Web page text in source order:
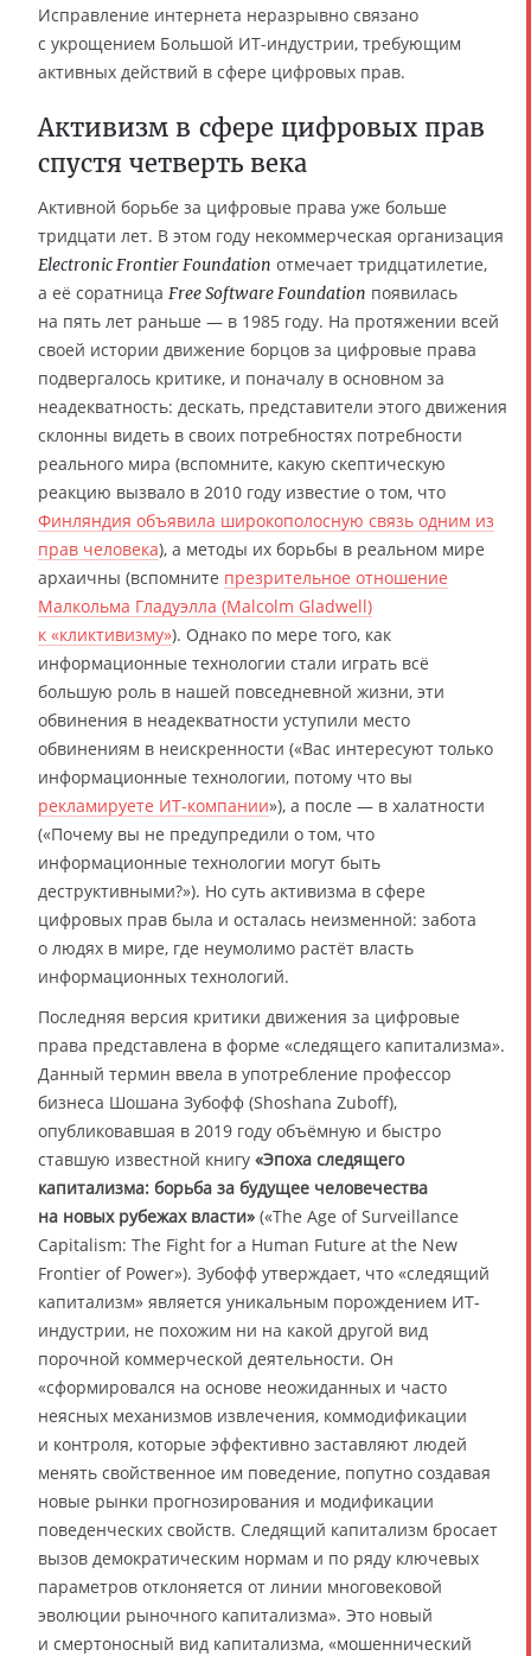
Исправление интернета неразрывно связано
с укрощением Большой ИТ-индустрии, требующим
активных действий в сфере цифровых прав.
Активизм в сфере цифровых прав
спустя четверть века
Активной борьбе за цифровые права уже больше
тридцати лет. В этом году некоммерческая организация
Electronic Frontier Foundation отмечает тридцатилетие,
а её соратница Free Software Foundation появилась
на пять лет раньше — в 1985 году. На протяжении всей
своей истории движение борцов за цифровые права
подвергалось критике, и поначалу в основном за
неадекватность: дескать, представители этого движения
склонны видеть в своих потребностях потребности
реального мира (вспомните, какую скептическую
реакцию вызвало в 2010 году известие о том, что
Финляндия объявила широкополосную связь одним из
прав человека), а методы их борьбы в реальном мире
архаичны (вспомните презрительное отношение
Малкольма Гладуэлла (Malcolm Gladwell)
к «кликтивизму»). Однако по мере того, как
информационные технологии стали играть всё
большую роль в нашей повседневной жизни, эти
обвинения в неадекватности уступили место
обвинениям в неискренности («Вас интересуют только
информационные технологии, потому что вы
рекламируете ИТ-компании»), а после — в халатности
(«Почему вы не предупредили о том, что
информационные технологии могут быть
деструктивными?»). Но суть активизма в сфере
цифровых прав была и осталась неизменной: забота
о людях в мире, где неумолимо растёт власть
информационных технологий.
Последняя версия критики движения за цифровые
права представлена в форме «следящего капитализма».
Данный термин ввела в употребление профессор
бизнеса Шошана Зубофф (Shoshana Zuboff),
опубликовавшая в 2019 году объёмную и быстро
ставшую известной книгу «Эпоха следящего
капитализма: борьба за будущее человечества
на новых рубежах власти» («The Age of Surveillance
Capitalism: The Fight for a Human Future at the New
Frontier of Power»). Зубофф утверждает, что «следящий
капитализм» является уникальным порождением ИТ-
индустрии, не похожим ни на какой другой вид
порочной коммерческой деятельности. Он
«сформировался на основе неожиданных и часто
неясных механизмов извлечения, коммодификации
и контроля, которые эффективно заставляют людей
менять свойственное им поведение, попутно создавая
новые рынки прогнозирования и модификации
поведенческих свойств. Следящий капитализм бросает
вызов демократическим нормам и по ряду ключевых
параметров отклоняется от линии многовековой
эволюции рыночного капитализма». Это новый
и смертоносный вид капитализма, «мошеннический